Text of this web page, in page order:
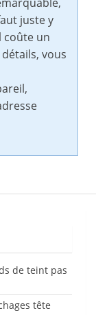
juste y
coûte un
vous
de teint pas
tête